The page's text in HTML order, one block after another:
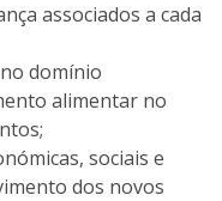
associados a cada
domínio
alimentar no
sociais e
dos novos